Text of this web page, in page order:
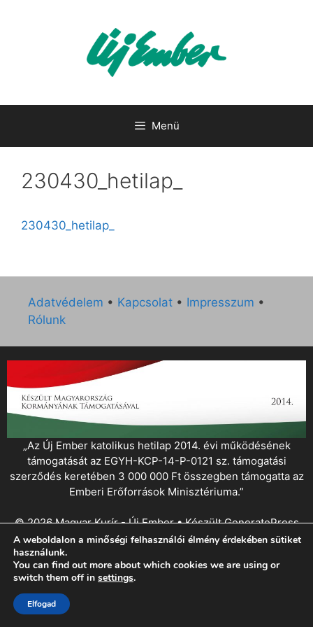
Menü
230430_hetilap_
230430_hetilap_
Adatvédelem • Kapcsolat • Impresszum •
Rólunk
„Az Új Ember katolikus hetilap 2014. évi működésének
támogatását az EGYH-KCP-14-P-0121 sz. támogatási
szerződés keretében 3 000 000 Ft összegben támogatta az
Emberi Erőforrások Minisztériuma.”
© 2026 Magyar Kurír - Új Ember• KészültGeneratePress
A weboldalon a minőségi felhasználói élmény érdekében sütiket
használunk.
You can find out more about which cookies we are using or
switch them off in settings.
Elfogad